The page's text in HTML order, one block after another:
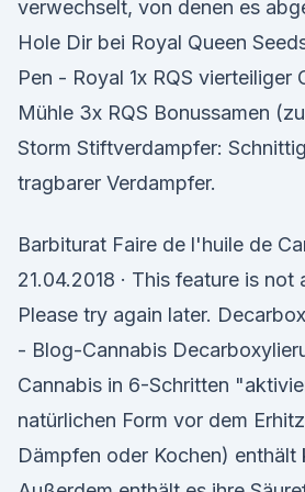
verwechselt, von denen es
Hole Dir bei Royal Queen
Pen - Royal 1x RQS vierteiliger
Mühle 3x RQS Bonussamen
Storm Stiftverdampfer:
tragbarer Verdampfer.
Barbiturat Faire de l'huile de
21.04.2018 · This feature is
Please try again later.
- Blog-Cannabis
Cannabis in 6-Schritten
natürlichen Form vor dem
Dämpfen oder Kochen) enthält